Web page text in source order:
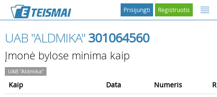
Registruotis
Prisijungti
UAB "ALDMIKA" 301064560
Įmonė bylose minima kaip
UAB "Aldmika"
Kaip Data Numeris